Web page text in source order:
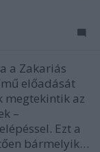
a Zakariás
előadását
megtekintik az
–
Ezt a
bármelyik…